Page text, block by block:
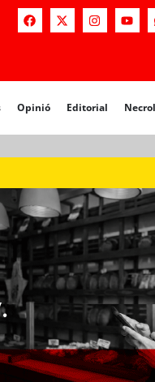
Opinió Editorial
Editorial